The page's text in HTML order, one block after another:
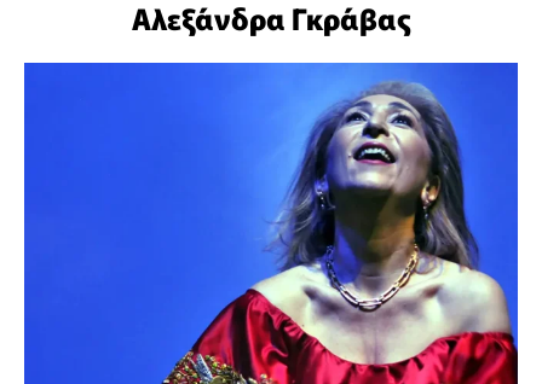
Αλεξάνδρα Γκράβας